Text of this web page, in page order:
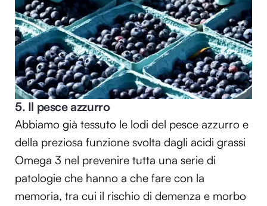
5. Il pesce azzurro
Abbiamo già tessuto le lodi del pesce azzurro e
della preziosa funzione svolta dagli acidi grassi
Omega 3 nel prevenire tutta una serie di
patologie che hanno a che fare con la
memoria, tra cui il rischio di demenza e morbo